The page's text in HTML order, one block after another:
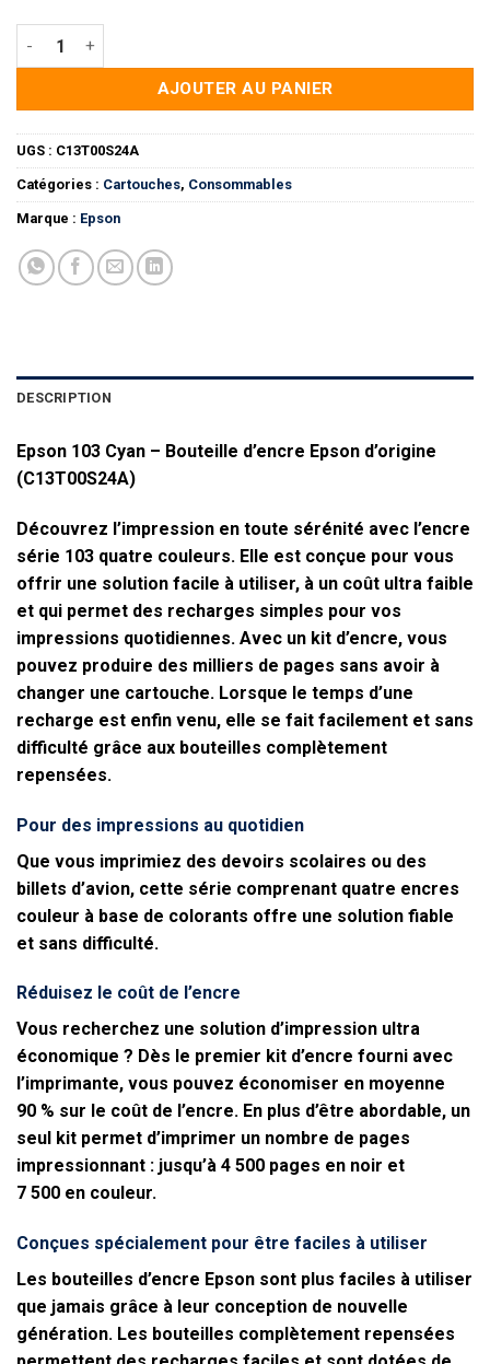
quantité de Epson 103 Cyan - Bouteille d'encre Epson
AJOUTER AU PANIER
UGS : C13T00S24A
Catégories : Cartouches, Consommables
Marque : Epson
DESCRIPTION
Epson 103 Cyan – Bouteille d’encre Epson d’origine
(C13T00S24A)
Découvrez l’impression en toute sérénité avec l’encre
série 103 quatre couleurs. Elle est conçue pour vous
offrir une solution facile à utiliser, à un coût ultra faible
et qui permet des recharges simples pour vos
impressions quotidiennes. Avec un kit d’encre, vous
pouvez produire des milliers de pages sans avoir à
changer une cartouche. Lorsque le temps d’une
recharge est enfin venu, elle se fait facilement et sans
difficulté grâce aux bouteilles complètement
repensées.
Pour des impressions au quotidien
Que vous imprimiez des devoirs scolaires ou des
billets d’avion, cette série comprenant quatre encres
couleur à base de colorants offre une solution fiable
et sans difficulté.
Réduisez le coût de l’encre
Vous recherchez une solution d’impression ultra
économique ? Dès le premier kit d’encre fourni avec
l’imprimante, vous pouvez économiser en moyenne
90 % sur le coût de l’encre. En plus d’être abordable, un
seul kit permet d’imprimer un nombre de pages
impressionnant : jusqu’à 4 500 pages en noir et
7 500 en couleur.
Conçues spécialement pour être faciles à utiliser
Les bouteilles d’encre Epson sont plus faciles à utiliser
que jamais grâce à leur conception de nouvelle
génération. Les bouteilles complètement repensées